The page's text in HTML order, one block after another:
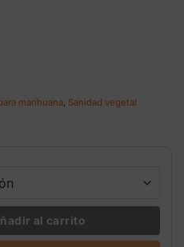
marihuana, Sanidad vegetal
al carrito